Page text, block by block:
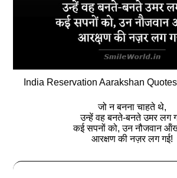
India Reservation Aarakshan
जो न बनना चाहते थे,
उन्‍हें वह बनते-बनते उमर लग
कई सपनों को, उन नौजवान
आरक्षण की नज़र लग गई!